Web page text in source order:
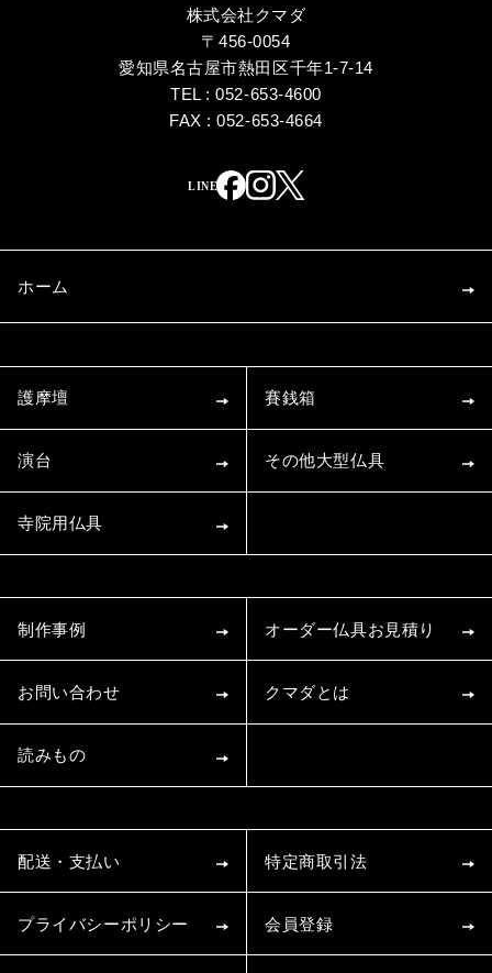
株式会社クマダ
〒456-0054
愛知県名古屋市熱田区千年1-7-14
TEL : 052-653-4600
FAX : 052-653-4664
ホーム
護摩壇 賽銭箱
演台 その他大型仏具
寺院用仏具
制作事例 オーダー仏具お見積り
お問い合わせ クマダとは
読みもの
配送・支払い 特定商取引法
プライバシーポリシー 会員登録